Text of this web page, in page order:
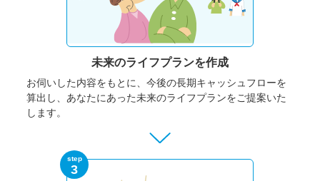
未来のライフプランを作成
お伺いした内容をもとに、今後の長期キャッシュフローを
算出し、あなたにあった未来のライフプランをご提案いた
します。
step
3